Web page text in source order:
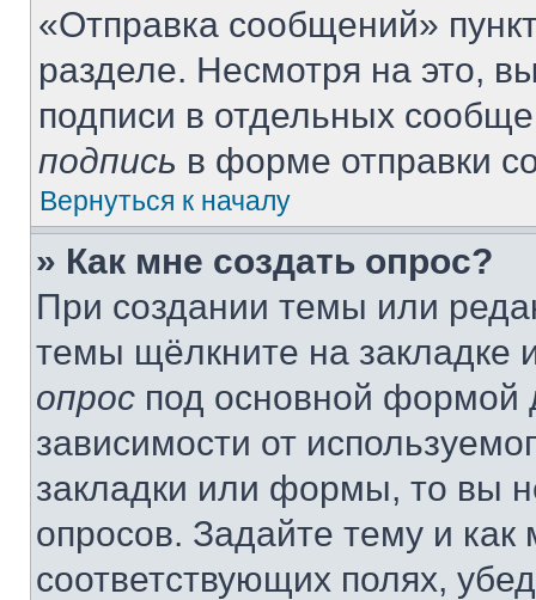
«Отправка сообщений»
разделе. Несмотря на это,
подписи в отдельных
подпись в форме отправки
Вернуться к началу
» Как мне создать опрос?
При создании темы или
темы щёлкните на
опрос под основной формой
зависимости от
закладки или формы, то вы
опросов. Задайте тему и
соответствующих полях,